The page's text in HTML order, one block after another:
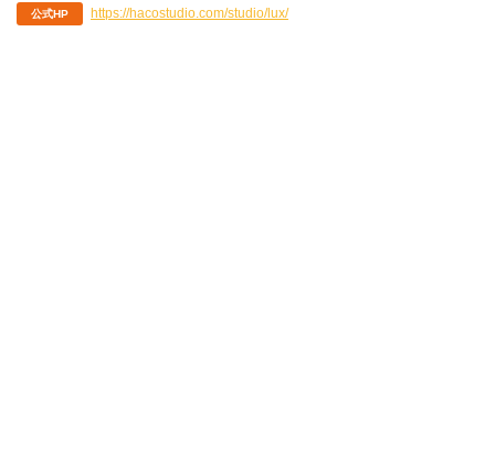
公式HP https://hacostudio.com/studio/lux/